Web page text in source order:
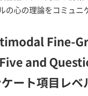
の心の理論をコミュニ
Fine-
and
ート項目レ